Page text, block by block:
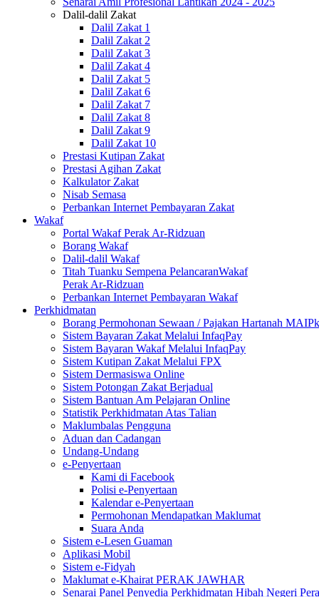
Dalil-dalil Zakat
Dalil Zakat 1
Dalil Zakat 2
Dalil Zakat 3
Dalil Zakat 4
Dalil Zakat 5
Dalil Zakat 6
Dalil Zakat 7
Dalil Zakat 8
Dalil Zakat 9
Dalil Zakat 10
Prestasi Kutipan Zakat
Prestasi Agihan Zakat
Kalkulator Zakat
Nisab Semasa
Perbankan Internet Pembayaran Zakat
Wakaf
Portal Wakaf Perak Ar-Ridzuan
Borang Wakaf
Dalil-dalil Wakaf
Titah Tuanku Sempena PelancaranWakaf
Perak Ar-Ridzuan
Perbankan Internet Pembayaran Wakaf
Perkhidmatan
Borang Permohonan Sewaan / Pajakan Hartanah MAIPk
Sistem Bayaran Zakat Melalui InfaqPay
Sistem Bayaran Wakaf Melalui InfaqPay
Sistem Kutipan Zakat Melalui FPX
Sistem Dermasiswa Online
Sistem Potongan Zakat Berjadual
Sistem Bantuan Am Pelajaran Online
Statistik Perkhidmatan Atas Talian
Maklumbalas Pengguna
Aduan dan Cadangan
Undang-Undang
e-Penyertaan
Kami di Facebook
Polisi e-Penyertaan
Kalendar e-Penyertaan
Permohonan Mendapatkan Maklumat
Suara Anda
Sistem e-Lesen Guaman
Aplikasi Mobil
Sistem e-Fidyah
Maklumat e-Khairat PERAK JAWHAR
Senarai Panel Penyedia Perkhidmatan Hibah Negeri